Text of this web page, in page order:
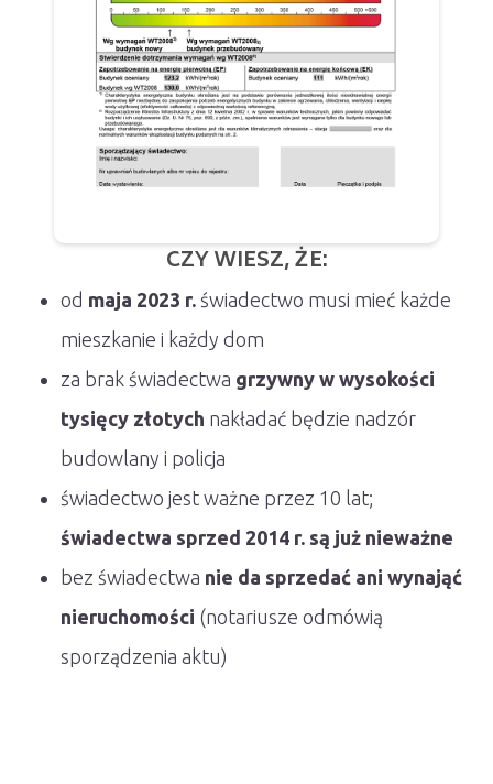
CZY WIESZ, ŻE:
od maja 2023 r. świadectwo musi mieć każde
mieszkanie i każdy dom
za brak świadectwa grzywny w wysokości
tysięcy złotych nakładać będzie nadzór
budowlany i policja
świadectwo jest ważne przez 10 lat;
świadectwa sprzed 2014 r. są już nieważne
bez świadectwa nie da sprzedać ani wynająć
nieruchomości (notariusze odmówią
sporządzenia aktu)